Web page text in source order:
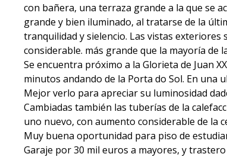
con bañera, una terraza grande a la que se
grande y bien iluminado, al tratarse de la
tranquilidad y sielencio. Las vistas
considerable. más grande que la mayoría de
Se encuentra próximo a la Glorieta de Juan
minutos andando de la Porta do Sol. En una
Mejor verlo para apreciar su luminosidad
Cambiadas también las tuberías de la
uno nuevo, con aumento considerable de la
Muy buena oportunidad para piso de
Garaje por 30 mil euros a mayores, y